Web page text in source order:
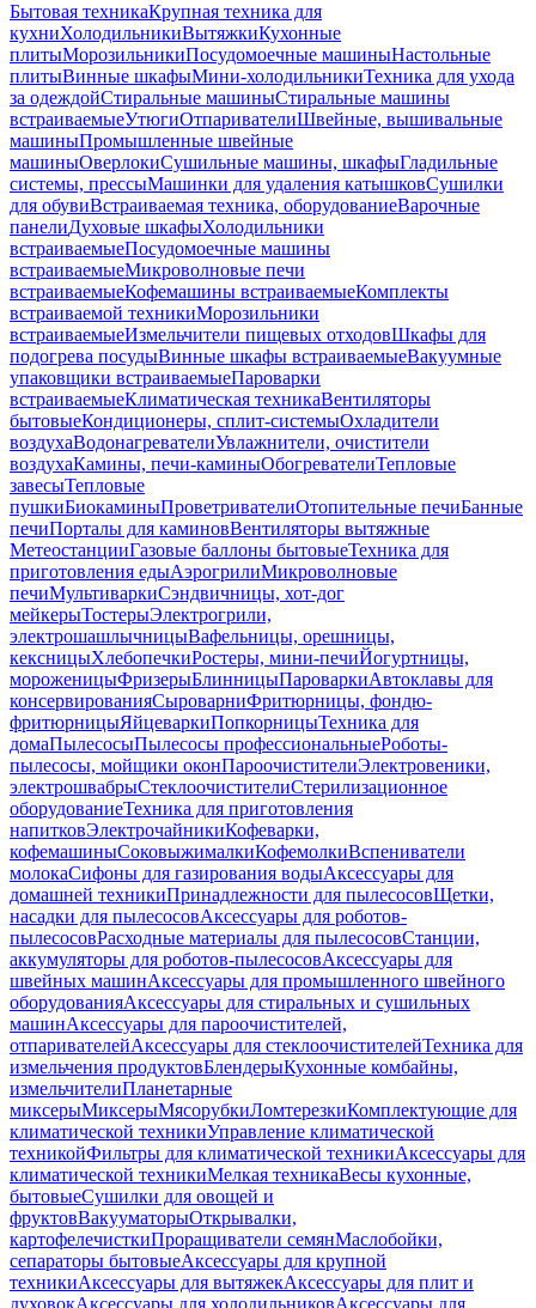
Бытовая техникаКрупная техника для
кухниХолодильникиВытяжкиКухонные
плитыМорозильникиПосудомоечные машиныНастольные
плитыВинные шкафыМини-холодильникиТехника для ухода
за одеждойСтиральные машиныСтиральные машины
встраиваемыеУтюгиОтпаривателиШвейные, вышивальные
машиныПромышленные швейные
машиныОверлокиСушильные машины, шкафыГладильные
системы, прессыМашинки для удаления катышковСушилки
для обувиВстраиваемая техника, оборудованиеВарочные
панелиДуховые шкафыХолодильники
встраиваемыеПосудомоечные машины
встраиваемыеМикроволновые печи
встраиваемыеКофемашины встраиваемыеКомплекты
встраиваемой техникиМорозильники
встраиваемыеИзмельчители пищевых отходовШкафы для
подогрева посудыВинные шкафы встраиваемыеВакуумные
упаковщики встраиваемыеПароварки
встраиваемыеКлиматическая техникаВентиляторы
бытовыеКондиционеры, сплит-системыОхладители
воздухаВодонагревателиУвлажнители, очистители
воздухаКамины, печи-каминыОбогревателиТепловые
завесыТепловые
пушкиБиокаминыПроветривателиОтопительные печиБанные
печиПорталы для каминовВентиляторы вытяжные
МетеостанцииГазовые баллоны бытовыеТехника для
приготовления едыАэрогрилиМикроволновые
печиМультиваркиСэндвичницы, хот-дог
мейкерыТостерыЭлектрогрили,
электрошашлычницыВафельницы, орешницы,
кексницыХлебопечкиРостеры, мини-печиЙогуртницы,
мороженицыФризерыБлинницыПароваркиАвтоклавы для
консервированияСыроварниФритюрницы, фондю-
фритюрницыЯйцеваркиПопкорницыТехника для
домаПылесосыПылесосы профессиональныеРоботы-
пылесосы, мойщики оконПароочистителиЭлектровеники,
электрошвабрыСтеклоочистителиСтерилизационное
оборудованиеТехника для приготовления
напитковЭлектрочайникиКофеварки,
кофемашиныСоковыжималкиКофемолкиВспениватели
молокаСифоны для газирования водыАксессуары для
домашней техникиПринадлежности для пылесосовЩетки,
насадки для пылесосовАксессуары для роботов-
пылесосовРасходные материалы для пылесосовСтанции,
аккумуляторы для роботов-пылесосовАксессуары для
швейных машинАксессуары для промышленного швейного
оборудованияАксессуары для стиральных и сушильных
машинАксессуары для пароочистителей,
отпаривателейАксессуары для стеклоочистителейТехника для
измельчения продуктовБлендерыКухонные комбайны,
измельчителиПланетарные
миксерыМиксерыМясорубкиЛомтерезкиКомплектующие для
климатической техникиУправление климатической
техникойФильтры для климатической техникиАксессуары для
климатической техникиМелкая техникаВесы кухонные,
бытовыеСушилки для овощей и
фруктовВакууматорыОткрывалки,
картофелечисткиПроращиватели семянМаслобойки,
сепараторы бытовыеАксессуары для крупной
техникиАксессуары для вытяжекАксессуары для плит и
духовокАксессуары для холодильниковАксессуары для